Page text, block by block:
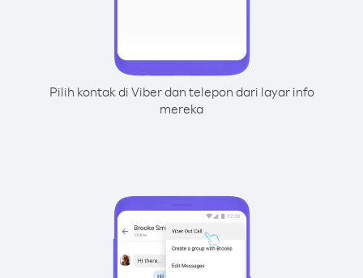
Pilih kontak di Viber dan telepon dari layar info
mereka